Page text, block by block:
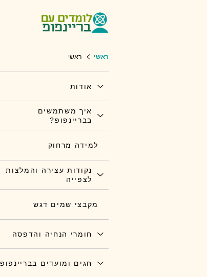
ראשי ראשי
אודות
איך משתמשים
בבריינפופ?
למידה מרחוק
נקודות עצירה והמלצות
לצפייה
מקבצי שמים דגש
חומרי הנחיה והדפסה
חגים ומועדים בבריינפופ